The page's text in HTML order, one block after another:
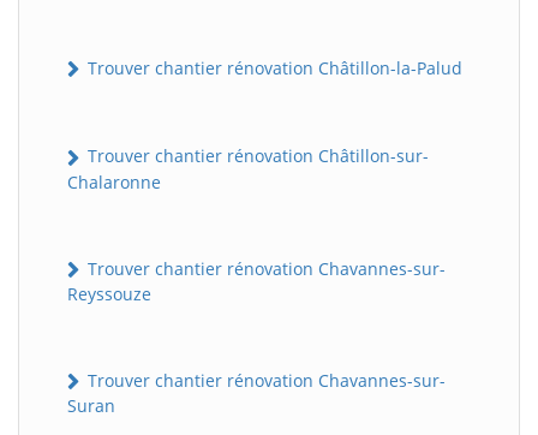
Trouver chantier rénovation Châtillon-la-Palud
Trouver chantier rénovation Châtillon-sur-
Chalaronne
Trouver chantier rénovation Chavannes-sur-
Reyssouze
Trouver chantier rénovation Chavannes-sur-
Suran